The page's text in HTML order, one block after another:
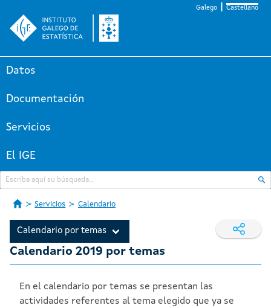
Galego Castellano
Datos
Documentación
Servicios
El IGE
Servicios Calendario
Calendario por temas
Calendario 2019 por temas
En el calendario por temas se presentan las
actividades referentes al tema elegido que ya se